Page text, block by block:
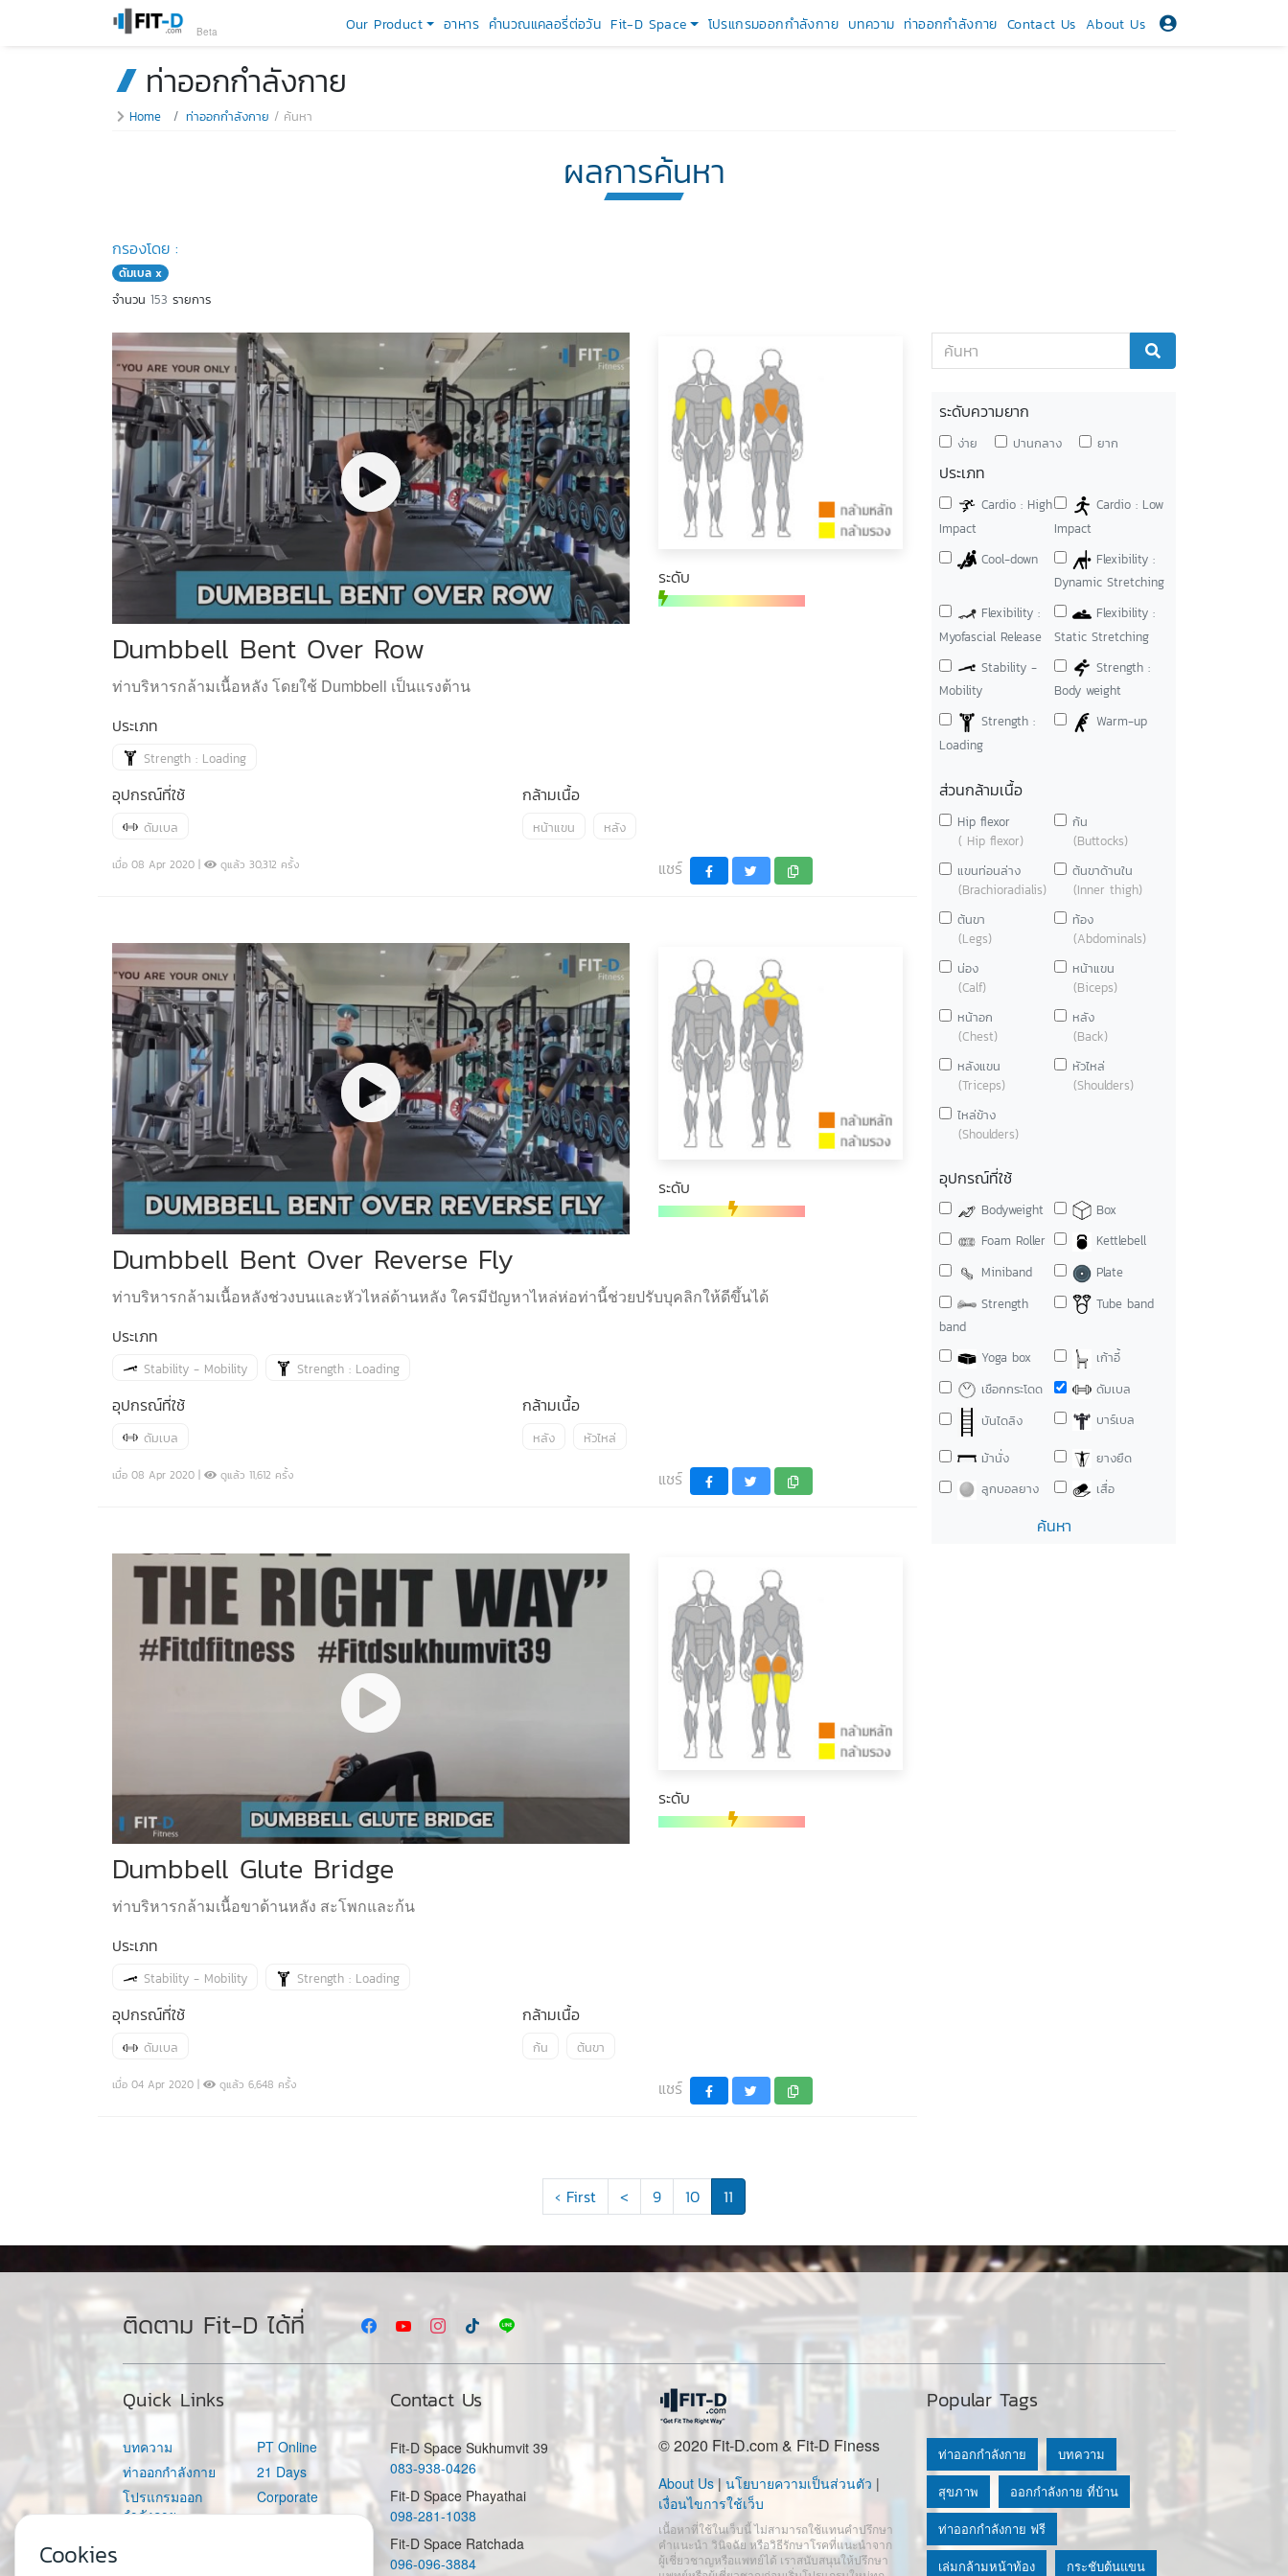
Our Product อาหาร คำนวณแคลอรี่ต่อวัน Fit-D Space โปรแกรมออกกำลังกาย บทความ ท่าออกกำลังกาย Contact Us About Us
Beta
ท่าออกกำลังกาย
Home ท่าออกกำลังกาย ค้นหา
ผลการค้นหา
กรองโดย :
ดัมเบล x
จำนวน 153 รายการ
ระดับ
Dumbbell Bent Over Row
ท่าบริหารกล้ามเนื้อหลัง โดยใช้ Dumbbell เป็นแรงต้าน
ประเภท
Strength : Loading
อุปกรณ์ที่ใช้
ดัมเบล
กล้ามเนื้อ
หน้าแขน หลัง
เมื่อ 08 Apr 2020 | ดูแล้ว 30,312 ครั้ง แชร์
ระดับ
Dumbbell Bent Over Reverse Fly
ท่าบริหารกล้ามเนื้อหลังช่วงบนและหัวไหล่ด้านหลัง ใครมีปัญหาไหล่ห่อท่านี้ช่วยปรับบุคลิกให้ดีขึ้นได้
ประเภท
Stability - Mobility Strength : Loading
อุปกรณ์ที่ใช้
ดัมเบล
กล้ามเนื้อ
หลัง หัวไหล่
เมื่อ 08 Apr 2020 | ดูแล้ว 11,612 ครั้ง แชร์
ระดับ
Dumbbell Glute Bridge
ท่าบริหารกล้ามเนื้อขาด้านหลัง สะโพกและก้น
ประเภท
Stability - Mobility Strength : Loading
อุปกรณ์ที่ใช้
ดัมเบล
กล้ามเนื้อ
ก้น ต้นขา
เมื่อ 04 Apr 2020 | ดูแล้ว 6,648 ครั้ง แชร์
ระดับความยาก
ง่าย ปานกลาง ยาก
ประเภท
Cardio : High
Impact
Cardio : Low
Impact
Cool-down
Flexibility :
Dynamic Stretching
Flexibility :
Myofascial Release
Flexibility :
Static Stretching
Stability -
Mobility
Strength :
Body weight
Strength :
Loading
Warm-up
ส่วนกล้ามเนื้อ
Hip flexor
( Hip flexor)
ก้น
(Buttocks)
แขนท่อนล่าง
(Brachioradialis)
ต้นขาด้านใน
(Inner thigh)
ต้นขา
(Legs)
ท้อง
(Abdominals)
น่อง
(Calf)
หน้าแขน
(Biceps)
หน้าอก
(Chest)
หลัง
(Back)
หลังแขน
(Triceps)
หัวไหล่
(Shoulders)
ไหล่ข้าง
(Shoulders)
อุปกรณ์ที่ใช้
Bodyweight
Box
Foam Roller
Kettlebell
Miniband
Plate
Strength
band
Tube band
Yoga box
เก้าอี้
เชือกกระโดด
ดัมเบล
บันไดลิง
บาร์เบล
ม้านั่ง
ยางยืด
ลูกบอลยาง
เสื่อ
ค้นหา
‹ First < 9 10 11
ติดตาม Fit-D ได้ที่
Quick Links
บทความ
ท่าออกกำลังกาย
โปรแกรมออก
กำลังกาย
PT Online
21 Days
Corporate
Contact Us
Fit-D Space Sukhumvit 39
083-938-0426
Fit-D Space Phayathai
098-281-1038
Fit-D Space Ratchada
096-096-3884
© 2020 Fit-D.com & Fit-D Finess
About Us| นโยบายความเป็นส่วนตัว |
เงื่อนไขการใช้เว็บ
เนื้อหาที่ใช้ในเว็บนี้ ไม่สามารถใช้แทนคำปรึกษา
คำแนะนำ วินิจฉัย หรือวิธีรักษาโรคที่แนะนำจาก
ผู้เชี่ยวชาญหรือแพทย์ได้ เราสนับสนุนให้ปรึกษา
Popular Tags
ท่าออกกำลังกาย บทความ
สุขภาพ ออกกำลังกาย ที่บ้าน
ท่าออกกำลังกาย ฟรี
เล่มกล้ามหน้าท้อง กระชับต้นแขน
Cookies